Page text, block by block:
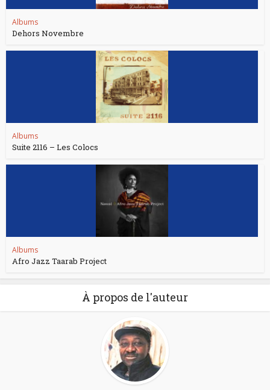
Albums
Dehors Novembre
Albums
Suite 2116 – Les Colocs
Albums
Afro Jazz Taarab Project
À propos de l'auteur